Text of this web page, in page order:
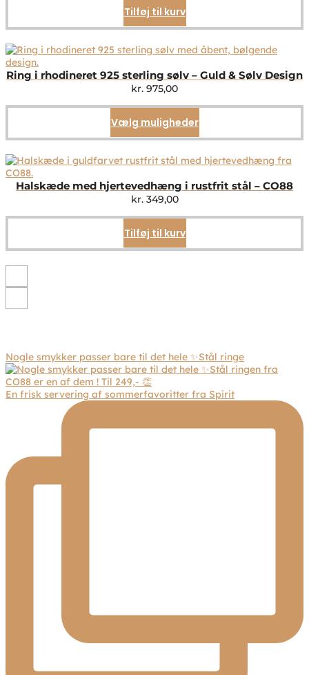
Tilføj til kurv
Ring i rhodineret 925 sterling sølv – Guld & Sølv Design
kr. 975,00
Vælg mulighederDette
vare
flere
Mulighederne
på
Halskæde med hjertevedhæng i rustfrit stål – CO88
kr.349,00
Tilføj til kurv
Nogle smykker passer bare til det hele ✨Stål ringe
En frisk servering af sommerfavoritter fra Spirit